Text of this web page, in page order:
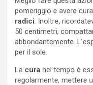
pomeriggio e avere
radici. Inoltre,
50 centimetri,
abbondantemente.
per il sole.
La cura nel tempo è
regolarmente, mettere